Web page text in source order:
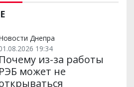
Днепра
19:34
Почему из-за работы
РЭБ может не